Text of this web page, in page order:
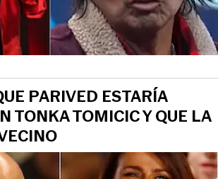
PARIVED ESTARÍA
TONKA TOMICIC Y QUE LA